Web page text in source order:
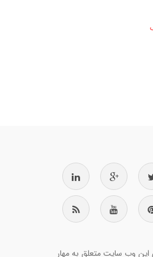
وب سایت متعلق به مهار